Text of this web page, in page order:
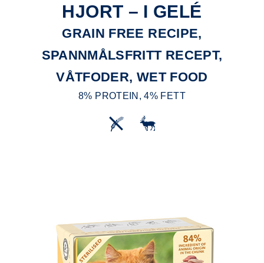
HJORT – I GELÉ
GRAIN FREE RECIPE,
SPANNMÅLSFRITT RECEPT,
VÅTFODER, WET FOOD
8% PROTEIN, 4% FETT